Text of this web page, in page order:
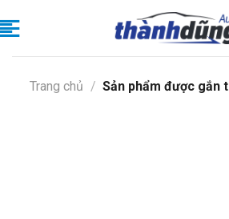
to
Trang chủ / Sản phẩm được gắn